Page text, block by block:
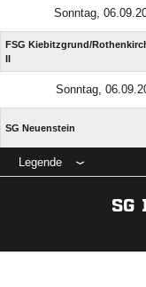
Sonntag,
FSG Kiebitzgrund/​
II
Sonntag,
SG Neuenstein
Legende
SG